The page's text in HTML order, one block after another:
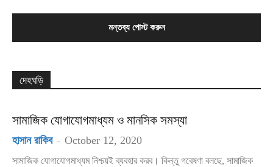
দেহঘড়ি
সামাজিক যোগাযোগমাধ্যম ও মানসিক সমস্যা
হাসান রাকিব - October 12, 2020
সামাজিক যোগাযোগমাধ্যম নিশ্চয়ই ব্যবহার করব। কিন্তু গবেষণা বলছে, সামাজিক